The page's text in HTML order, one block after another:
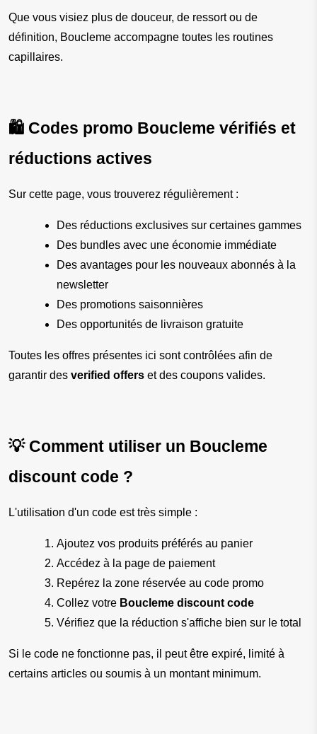
Que vous visiez plus de douceur, de ressort ou de
définition, Boucleme accompagne toutes les routines
capillaires.
🛍️ Codes promo Boucleme vérifiés et
réductions actives
Sur cette page, vous trouverez régulièrement :
Des réductions exclusives sur certaines gammes
Des bundles avec une économie immédiate
Des avantages pour les nouveaux abonnés à la
newsletter
Des promotions saisonnières
Des opportunités de livraison gratuite
Toutes les offres présentes ici sont contrôlées afin de
garantir des verified offers et des coupons valides.
💡 Comment utiliser un Boucleme
discount code ?
L'utilisation d'un code est très simple :
Ajoutez vos produits préférés au panier
Accédez à la page de paiement
Repérez la zone réservée au code promo
Collez votre Boucleme discount code
Vérifiez que la réduction s'affiche bien sur le total
Si le code ne fonctionne pas, il peut être expiré, limité à
certains articles ou soumis à un montant minimum.